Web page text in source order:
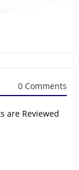
0 Comments
are Reviewed